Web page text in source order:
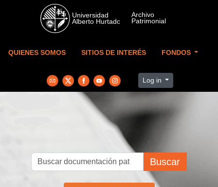
Skip to main content
QUIENES SOMOS SITIOS DE INTERÉS FONDOS
Log in
Buscar